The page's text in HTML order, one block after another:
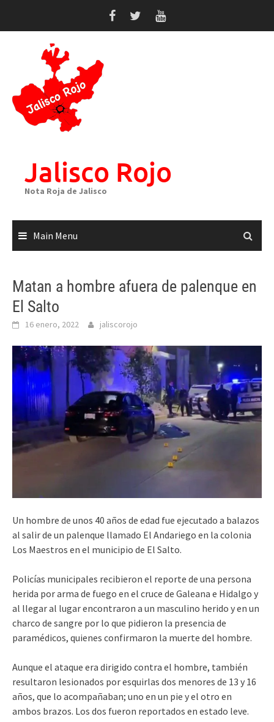
Jalisco Rojo
Nota Roja de Jalisco
Main Menu
Matan a hombre afuera de palenque en
El Salto
16 enero, 2022 jaliscorojo
Un hombre de unos 40 años de edad fue ejecutado a balazos
al salir de un palenque llamado El Andariego en la colonia
Los Maestros en el municipio de El Salto.
Policías municipales recibieron el reporte de una persona
herida por arma de fuego en el cruce de Galeana e Hidalgo y
al llegar al lugar encontraron a un masculino herido y en un
charco de sangre por lo que pidieron la presencia de
paramédicos, quienes confirmaron la muerte del hombre.
Aunque el ataque era dirigido contra el hombre, también
resultaron lesionados por esquirlas dos menores de 13 y 16
años, que lo acompañaban; uno en un pie y el otro en
ambos brazos. Los dos fueron reportados en estado leve.